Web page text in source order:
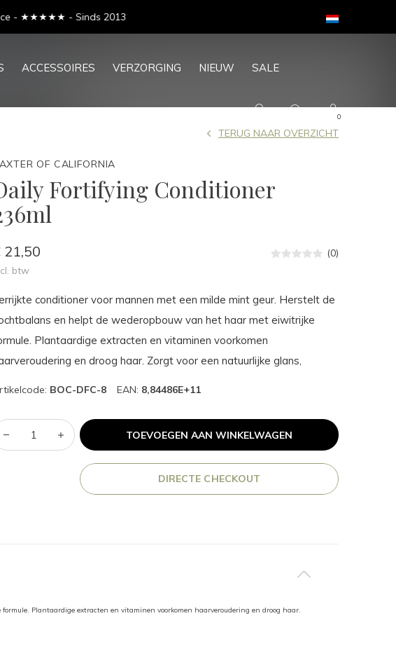
ACCESSOIRES VERZORGING NIEUW
SALE
0
OF CALIFORNIA
Fortifying Conditioner
TERUG NAAR OVERZICHT
21,50
btw
(0)
conditioner voor mannen met een milde mint geur. Herstelt de
en helpt de wederopbouw van het haar met eiwitrijke
Plantaardige extracten en vitaminen voorkomen
en droog haar. Zorgt voor een natuurlijke glans,
BOC-DFC-8 EAN: 8,84486E+11
TOEVOEGEN AAN WINKELWAGEN
DIRECTE CHECKOUT
Plantaardige extracten en vitaminen voorkomen haarveroudering en droog haar.